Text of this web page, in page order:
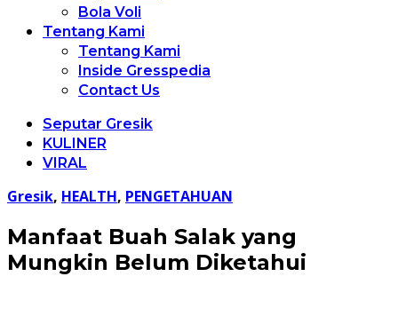
Bola Voli
Tentang Kami
Tentang Kami
Inside Gresspedia
Contact Us
Seputar Gresik
KULINER
VIRAL
Gresik, HEALTH, PENGETAHUAN
Manfaat Buah Salak yang
Mungkin Belum Diketahui